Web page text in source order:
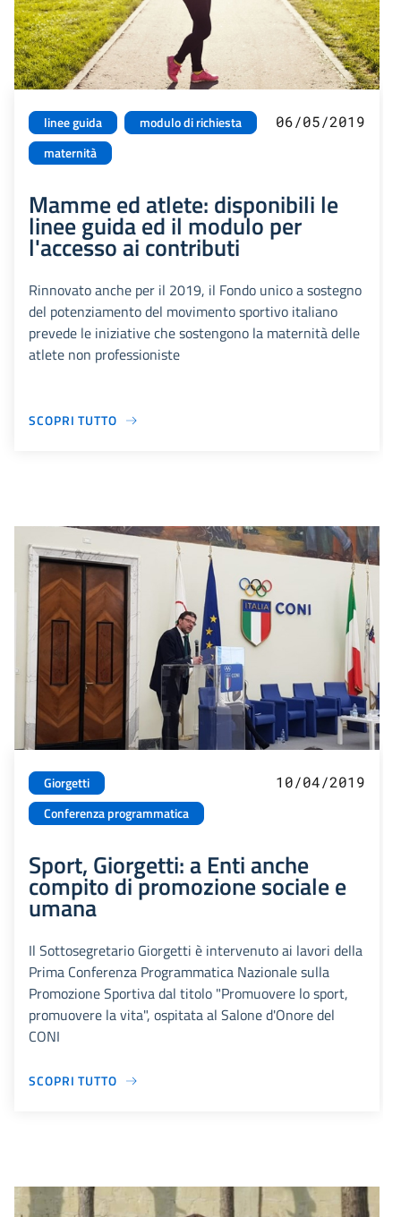
linee guida
modulo di richiesta
maternità
06/05/2019
Mamme ed atlete: disponibili le
linee guida ed il modulo per
l'accesso ai contributi
Rinnovato anche per il 2019, il Fondo unico a sostegno
del potenziamento del movimento sportivo italiano
prevede le iniziative che sostengono la maternità delle
atlete non professioniste
SCOPRI TUTTO
Giorgetti
Conferenza programmatica
10/04/2019
Sport, Giorgetti: a Enti anche
compito di promozione sociale e
umana
Il Sottosegretario Giorgetti è intervenuto ai lavori della
Prima Conferenza Programmatica Nazionale sulla
Promozione Sportiva dal titolo "Promuovere lo sport,
promuovere la vita", ospitata al Salone d'Onore del
CONI
SCOPRI TUTTO